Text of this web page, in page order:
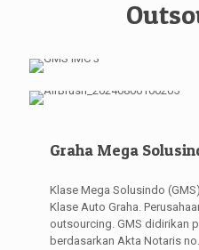
Graha Mega
Klase Mega Solusindo
Klase Auto Graha.
outsourcing. GMS didirikan
berdasarkan Akta Notaris